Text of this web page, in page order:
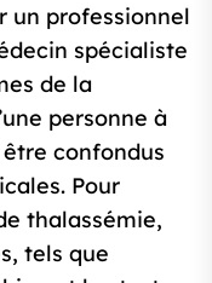
un professionnel
spécialiste
de la
personne à
confondus
Pour
thalassémie,
tels que